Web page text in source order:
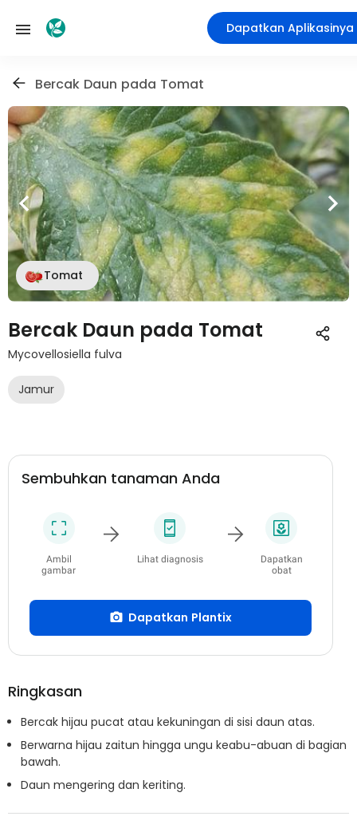
Dapatkan Aplikasinya
Bercak Daun pada Tomat
Tomat
Bercak Daun pada Tomat
Mycovellosiella fulva
Jamur
Sembuhkan tanaman Anda
Ambil
gambar
Lihat diagnosis
Dapatkan
obat
Dapatkan Plantix
Ringkasan
Bercak hijau pucat atau kekuningan di sisi daun atas.
Berwarna hijau zaitun hingga ungu keabu-abuan di bagian
bawah.
Daun mengering dan keriting.